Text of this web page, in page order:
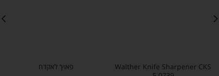
Walther Knife Sharpener CKS
פאוץ’ לאקדח